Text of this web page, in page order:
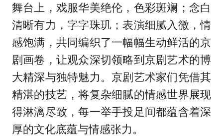
舞台上，戏服华美绝伦，色彩斑斓；念白
清晰有力，字字珠玑；表演细腻入微，情
感饱满，共同编织了一幅幅生动鲜活的京
剧画卷，让观众深切领略到京剧艺术的博
大精深与独特魅力。京剧艺术家们凭借其
精湛的技艺，将复杂细腻的情感世界展现
得淋漓尽致，每一举手投足间都蕴含着深
厚的文化底蕴与情感张力。